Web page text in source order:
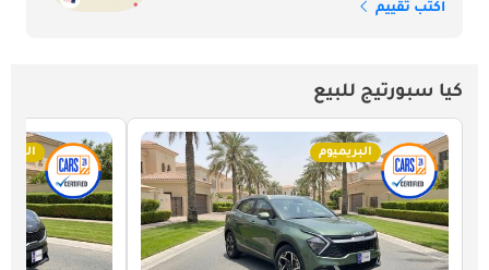
اكتب تقييم
كيا سبورتيج للبيع
البريميوم